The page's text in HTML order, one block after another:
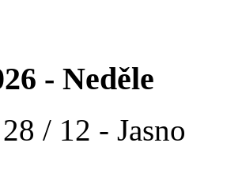
- Neděle
/ 12 - Jasno